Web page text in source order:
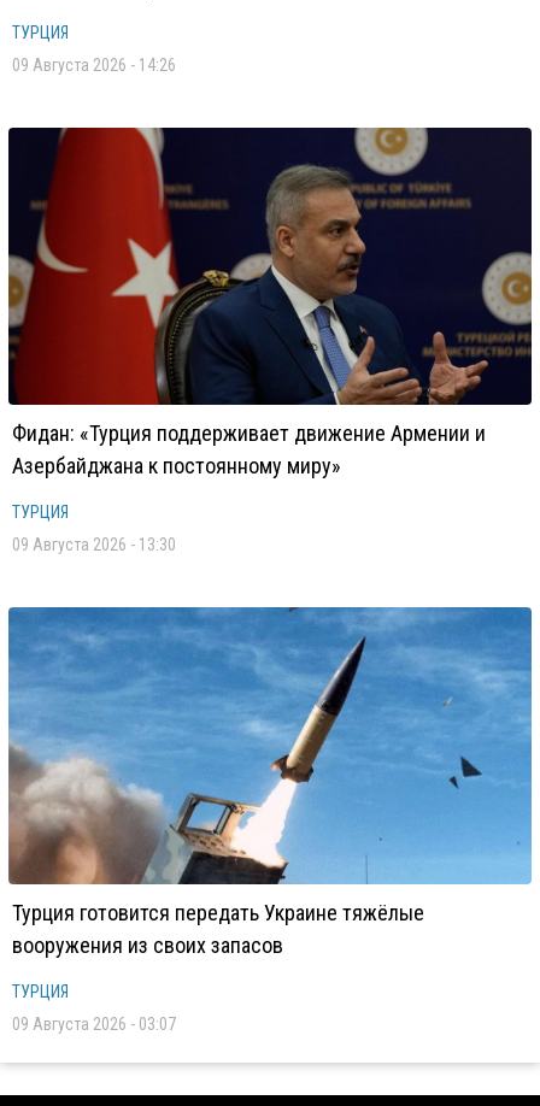
ТУРЦИЯ
09 Августа 2026 - 14:26
Фидан: «Турция поддерживает движение Армении и
Азербайджана к постоянному миру»
ТУРЦИЯ
09 Августа 2026 - 13:30
Турция готовится передать Украине тяжёлые
вооружения из своих запасов
ТУРЦИЯ
09 Августа 2026 - 03:07